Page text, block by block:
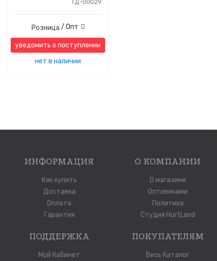
ТД-00029
Розница / Опт
уведомить о поступлении
нет в наличии
ИНФОРМАЦИЯ
Как купить
Доставка
Оплата
Гарантия
О КОМПАНИИ
О магазине
Оптовиками
Политика
Студия HurtLand
ПОДДЕРЖКА
Мой Кабинет
ПОКУПАТЕЛЯМ
Весь Каталог